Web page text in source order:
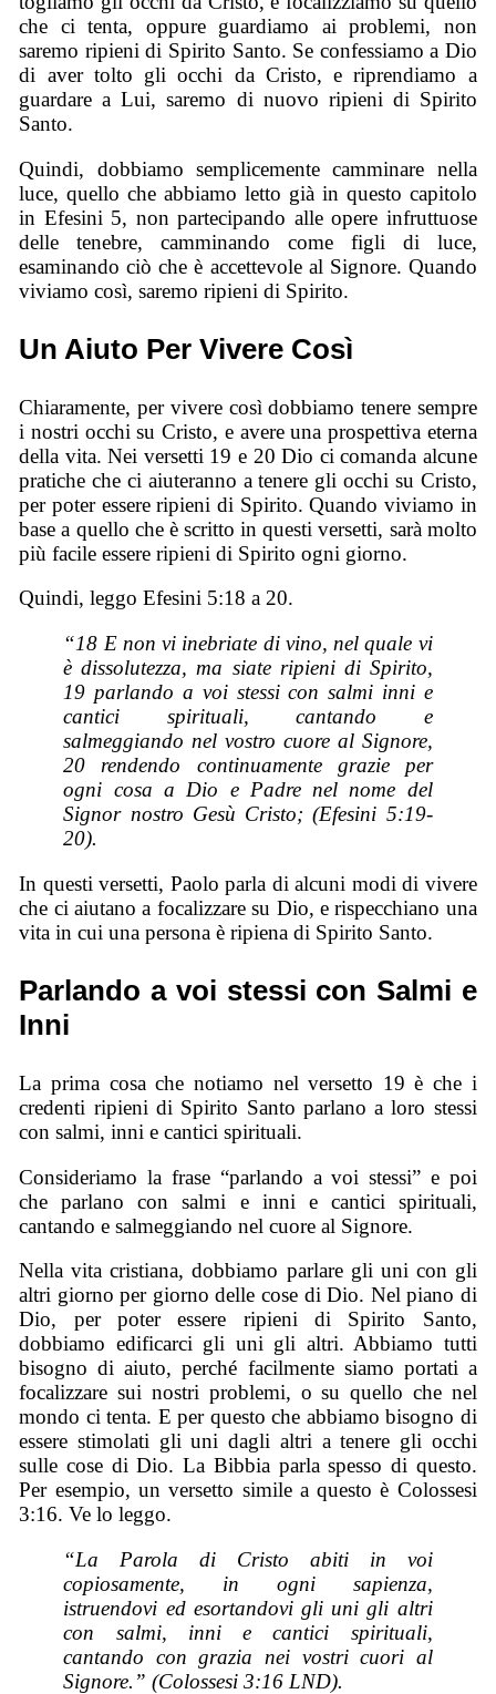
che ci tenta, oppure guardiamo ai problemi, non
saremo ripieni di Spirito Santo. Se confessiamo a Dio
di aver tolto gli occhi da Cristo, e riprendiamo a
guardare a Lui, saremo di nuovo ripieni di Spirito
Santo.
Quindi, dobbiamo semplicemente camminare nella
luce, quello che abbiamo letto già in questo capitolo
in Efesini 5, non partecipando alle opere infruttuose
delle tenebre, camminando come figli di luce,
esaminando ciò che è accettevole al Signore. Quando
viviamo così, saremo ripieni di Spirito.
Un Aiuto Per Vivere Così
Chiaramente, per vivere così dobbiamo tenere sempre
i nostri occhi su Cristo, e avere una prospettiva eterna
della vita. Nei versetti 19 e 20 Dio ci comanda alcune
pratiche che ci aiuteranno a tenere gli occhi su Cristo,
per poter essere ripieni di Spirito. Quando viviamo in
base a quello che è scritto in questi versetti, sarà molto
più facile essere ripieni di Spirito ogni giorno.
Quindi, leggo Efesini 5:18 a 20.
“18 E non vi inebriate di vino, nel quale vi
è dissolutezza, ma siate ripieni di Spirito,
19 parlando a voi stessi con salmi inni e
cantici spirituali, cantando e
salmeggiando nel vostro cuore al Signore,
20 rendendo continuamente grazie per
ogni cosa a Dio e Padre nel nome del
Signor nostro Gesù Cristo; (Efesini 5:19-
20).
In questi versetti, Paolo parla di alcuni modi di vivere
che ci aiutano a focalizzare su Dio, e rispecchiano una
vita in cui una persona è ripiena di Spirito Santo.
Parlando a voi stessi con Salmi e
Inni
La prima cosa che notiamo nel versetto 19 è che i
credenti ripieni di Spirito Santo parlano a loro stessi
con salmi, inni e cantici spirituali.
Consideriamo la frase “parlando a voi stessi” e poi
che parlano con salmi e inni e cantici spirituali,
cantando e salmeggiando nel cuore al Signore.
Nella vita cristiana, dobbiamo parlare gli uni con gli
altri giorno per giorno delle cose di Dio. Nel piano di
Dio, per poter essere ripieni di Spirito Santo,
dobbiamo edificarci gli uni gli altri. Abbiamo tutti
bisogno di aiuto, perché facilmente siamo portati a
focalizzare sui nostri problemi, o su quello che nel
mondo ci tenta. E per questo che abbiamo bisogno di
essere stimolati gli uni dagli altri a tenere gli occhi
sulle cose di Dio. La Bibbia parla spesso di questo.
Per esempio, un versetto simile a questo è Colossesi
3:16. Ve lo leggo.
“La Parola di Cristo abiti in voi
copiosamente, in ogni sapienza,
istruendovi ed esortandovi gli uni gli altri
con salmi, inni e cantici spirituali,
cantando con grazia nei vostri cuori al
Signore.” (Colossesi 3:16 LND).